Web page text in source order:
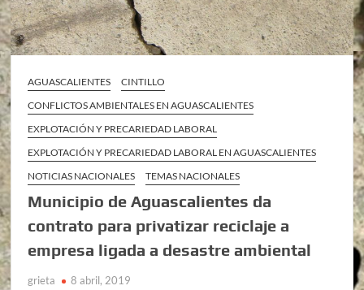
AGUASCALIENTES
CINTILLO
CONFLICTOS AMBIENTALES EN AGUASCALIENTES
EXPLOTACIÓN Y PRECARIEDAD LABORAL
EXPLOTACIÓN Y PRECARIEDAD LABORAL EN AGUASCALIENTES
NOTICIAS NACIONALES
TEMAS NACIONALES
Municipio de Aguascalientes da
contrato para privatizar reciclaje a
empresa ligada a desastre ambiental
grieta 8 abril, 2019